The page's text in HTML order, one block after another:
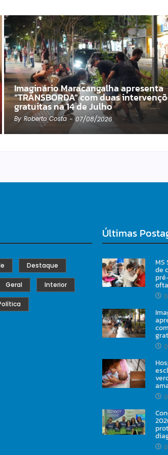
Imaginário Maracangalha apresenta
“TRANSBORDA” com duas
gratuitas na 14 de Julho
By Roberto Costa - 07/08/2026
Destaque
Geral Interior
Últimas
de